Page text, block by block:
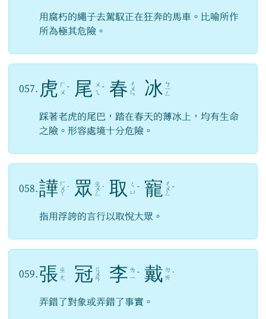
用腐朽的繩子去駕馭正在狂奔的馬車。比喻所作
所為極其危險。
057. 虎 ㄏ
ㄨ ˇ 尾 ㄨ
ㄟ ˇ 春 ㄔ
ㄨ
ㄣ 冰 ㄅ
ㄧ
ㄥ
踩著老虎的尾巴，踏在春天的薄冰上，均有生命
之險。形容處境十分危險。
058. 譁 ㄏ
ㄨ
ㄚ
ˊ 眾 ㄓ
ㄨ
ㄥ
ˋ 取
ㄑ
ㄩ ˇ 寵 ㄔ
ㄨ
ㄥ
ˇ
指用浮誇的言行以取悅大眾。
059. 張 ㄓ
ㄤ
冠 ㄍ
ㄨ
ㄢ 李 ㄌ
ㄧ ˇ 戴 ㄉ
ㄞ ˋ
弄錯了對象或弄錯了事實。